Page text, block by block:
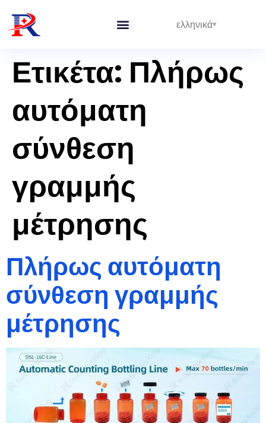
ελληνικά
Ετικέτα: Πλήρως
αυτόματη
σύνθεση
γραμμής
μέτρησης
Πλήρως αυτόματη
σύνθεση γραμμής
μέτρησης